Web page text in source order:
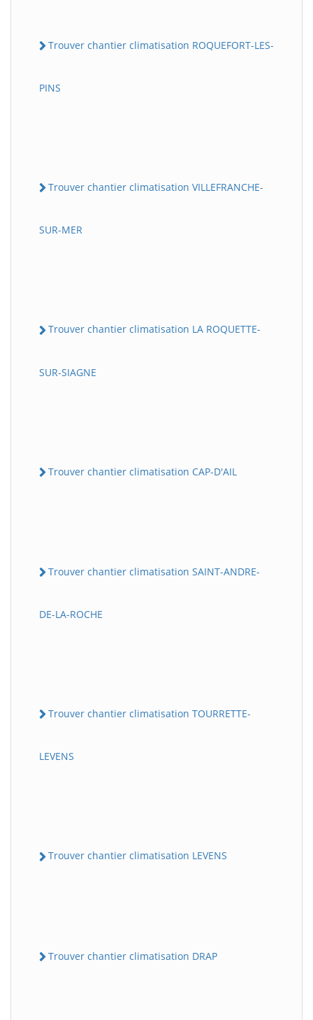
Trouver chantier climatisation ROQUEFORT-LES-
PINS
Trouver chantier climatisation VILLEFRANCHE-
SUR-MER
Trouver chantier climatisation LA ROQUETTE-
SUR-SIAGNE
Trouver chantier climatisation CAP-D'AIL
Trouver chantier climatisation SAINT-ANDRE-
DE-LA-ROCHE
Trouver chantier climatisation TOURRETTE-
LEVENS
Trouver chantier climatisation LEVENS
Trouver chantier climatisation DRAP